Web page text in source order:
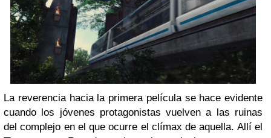
La reverencia hacia la primera película se hace evidente
cuando los jóvenes protagonistas vuelven a las ruinas
del complejo en el que ocurre el clímax de aquella. Allí el